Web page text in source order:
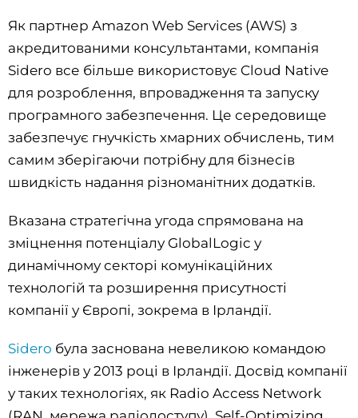
Як партнер Amazon Web Services (AWS) з
акредитованими консультантами, компанія
Sidero все більше використовує Cloud Native
для розроблення, впровадження та запуску
програмного забезпечення. Це середовище
забезпечує гнучкість хмарних обчислень, тим
самим зберігаючи потрібну для бізнесів
швидкість надання різноманітних додатків.
Вказана стратегічна угода спрямована на
зміцнення потенціалу GlobalLogic у
динамічному секторі комунікаційних
технологій та розширення присутності
компанії у Європі, зокрема в Ірландії.
Sidero була заснована невеликою командою
інженерів у 2013 році в Ірландії. Досвід компанії
у таких технологіях, як Radio Access Network